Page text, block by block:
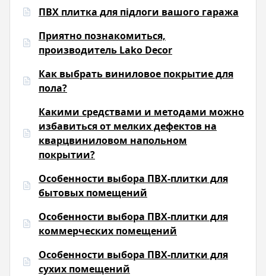
ПВХ плитка для підлоги вашого гаража
Приятно познакомиться,
производитель Lako Decor
Как выбрать виниловое покрытие для
пола?
Какими средствами и методами можно
избавиться от мелких дефектов на
кварцвиниловом напольном
покрытии?
Особенности выбора ПВХ-плитки для
бытовых помещений
Особенности выбора ПВХ-плитки для
коммерческих помещений
Особенности выбора ПВХ-плитки для
сухих помещений